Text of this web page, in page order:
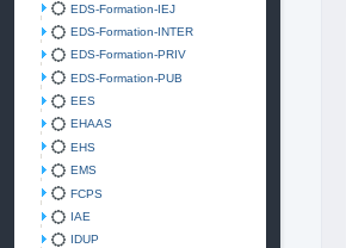
EDS-Formation-IEJ
EDS-Formation-INTER
EDS-Formation-PRIV
EDS-Formation-PUB
EES
EHAAS
EHS
EMS
FCPS
IAE
IDUP